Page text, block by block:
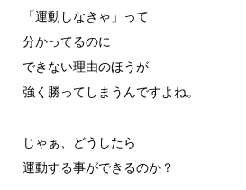
「運動しなきゃ」って
分かってるのに
できない理由のほうが
強く勝ってしまうんですよね。
じゃぁ、どうしたら
運動する事ができるのか？